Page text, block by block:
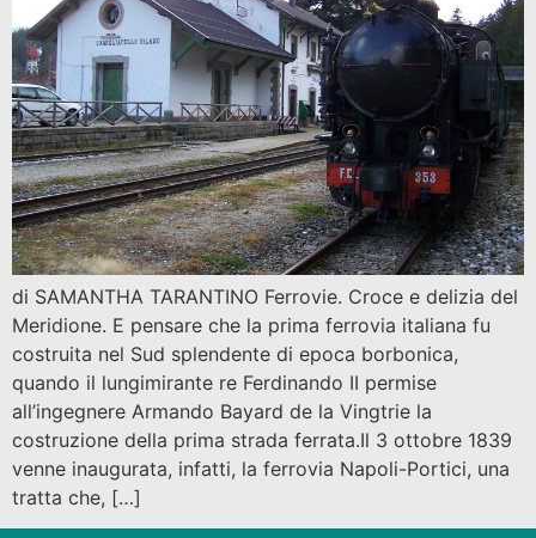
di SAMANTHA TARANTINO Ferrovie. Croce e delizia del
Meridione. E pensare che la prima ferrovia italiana fu
costruita nel Sud splendente di epoca borbonica,
quando il lungimirante re Ferdinando II permise
all’ingegnere Armando Bayard de la Vingtrie la
costruzione della prima strada ferrata.Il 3 ottobre 1839
venne inaugurata, infatti, la ferrovia Napoli-Portici, una
tratta che, […]